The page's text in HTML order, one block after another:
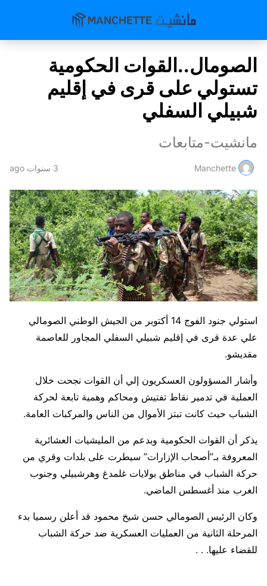
الصومال..القوات الحكومية
تستولي على قرى في إقليم
شبيلي السفلي
مانشيت-متابعات
Manchette 3 سنوات ago
استولي جنود الفوج 14 أكتوبر من الجيش الوطني الصومالي
علي عدة قرى في إقليم شبيلي السفلي المجاور للعاصمة
مقديشو.
وأشار المسؤولون العسكريون إلي أن القوات نجحت خلال
العملية في تدمير نقاط تفتيش ومحاكم وهمية تابعة لحركة
الشباب حيث كانت تبتز الأموال من الناس والمركبات العامة.
يذكر أن القوات الحكومية وبدعم من المليشيات العشائرية
المعروفة بـ”أصحاب الإزارات” سيطرت على بلدات وقري من
حركة الشباب في مناطق بولايات غلمدغ وهرشبيلي وجنوب
الغرب منذ أغسطس الماضي.
وكان الرئيس الصومالي حسن شيخ محمود قد أعلن رسميا بدء
المرحلة الثانية من العمليات العسكرية ضد حركة الشباب
للقضاء عليها. . .